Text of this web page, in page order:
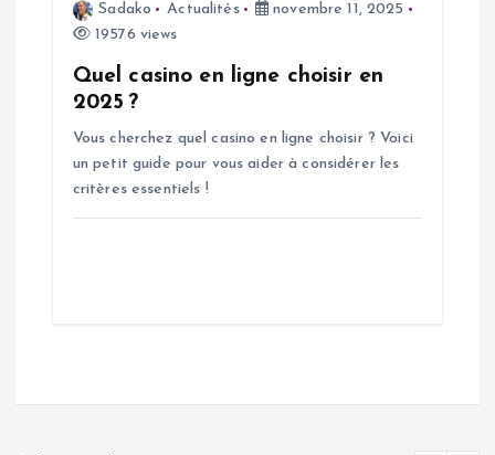
Sadako Actualités
novembre 11, 2025
19576 views
Quel casino en ligne choisir en
2025 ?
Vous cherchez quel casino en ligne choisir ? Voici
un petit guide pour vous aider à considérer les
critères essentiels !